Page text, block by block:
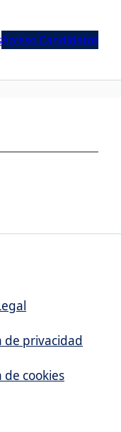
Acceso Candidatos
de privacidad
de cookies